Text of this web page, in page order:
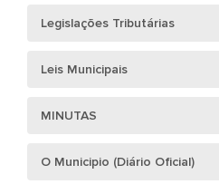
Legislações Tributárias
Leis Municipais
MINUTAS
O Municipio (Diário Oficial)